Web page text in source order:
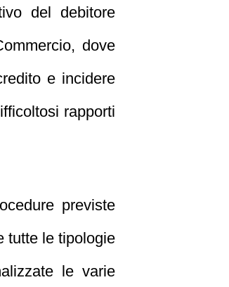
del debitore
dove
e incidere
rapporti
previste
tutte le tipologie
le varie